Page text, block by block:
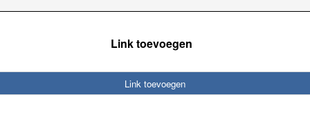
Link toevoegen
Link toevoegen